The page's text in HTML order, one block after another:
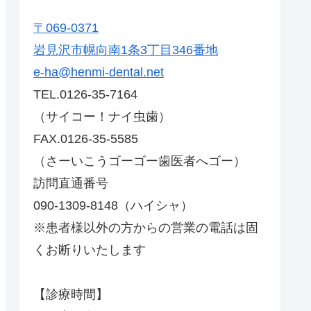
〒069-0371
岩見沢市幌向南1条3丁目346番地
e-ha@henmi-dental.net
TEL.0126-35-7164
（サイコー！ナイ虫歯）
FAX.0126-35-5585
（さーいこうゴーゴー歯医者へゴー）
訪問直通番号
090-1309-8148（ハイシャ）
※患者様以外の方からの営業の電話は固
くお断りいたします
【診療時間】